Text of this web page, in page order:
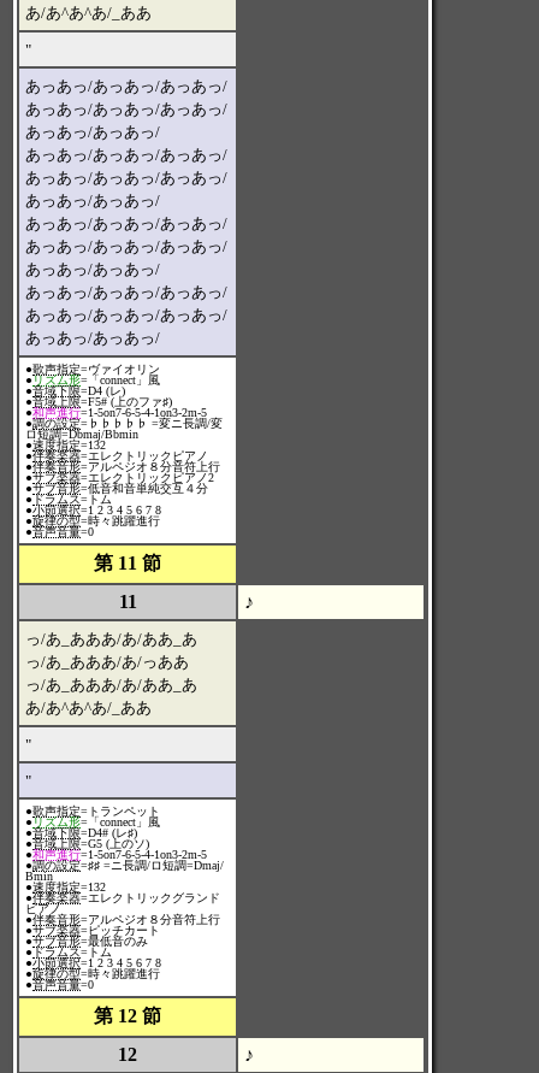
あ/あ^あ^あ/_ああ
"
あっあっ/あっあっ/あっあっ/
あっあっ/あっあっ/あっあっ/
あっあっ/あっあっ/
あっあっ/あっあっ/あっあっ/
あっあっ/あっあっ/あっあっ/
あっあっ/あっあっ/
あっあっ/あっあっ/あっあっ/
あっあっ/あっあっ/あっあっ/
あっあっ/あっあっ/
あっあっ/あっあっ/あっあっ/
あっあっ/あっあっ/あっあっ/
あっあっ/あっあっ/
●歌声指定=ヴァイオリン
●リズム形=「connect」風
●音域下限=D4 (レ)
●音域上限=F5# (上のファ♯)
●和声進行=1-5on7-6-5-4-1on3-2m-5
●調の設定=♭♭♭♭♭ =変ニ長調/変
ロ短調=Dbmaj/Bbmin
●速度指定=132
●伴奏楽器=エレクトリックピアノ
●伴奏音形=アルペジオ８分音符上行
●サブ楽器=エレクトリックピアノ2
●サブ音形=低音和音単純交互４分
●ドラムス=トム
●小節選択=1 2 3 4 5 6 7 8
●旋律の型=時々跳躍進行
●音声音量=0
第 11 節
11
♪
っ/あ_あああ/あ/ああ_あ
っ/あ_あああ/あ/っああ
っ/あ_あああ/あ/ああ_あ
あ/あ^あ^あ/_ああ
"
"
●歌声指定=トランペット
●リズム形=「connect」風
●音域下限=D4# (レ♯)
●音域上限=G5 (上のソ)
●和声進行=1-5on7-6-5-4-1on3-2m-5
●調の設定=♯♯ =ニ長調/ロ短調=Dmaj/
Bmin
●速度指定=132
●伴奏楽器=エレクトリックグランド
ピアノ
●伴奏音形=アルペジオ８分音符上行
●サブ楽器=ピッチカート
●サブ音形=最低音のみ
●ドラムス=トム
●小節選択=1 2 3 4 5 6 7 8
●旋律の型=時々跳躍進行
●音声音量=0
第 12 節
12
♪